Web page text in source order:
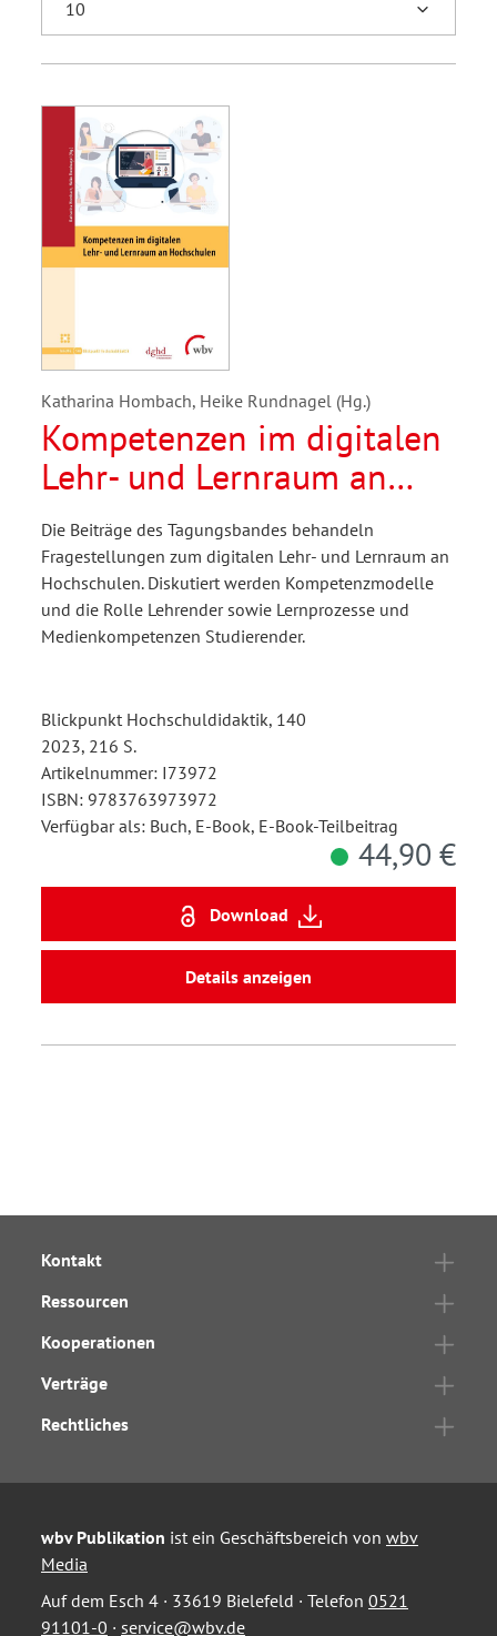
Katharina Hombach, Heike Rundnagel (Hg.)
Kompetenzen im digitalen
Lehr- und Lernraum an
Hochschulen
Die Beiträge des Tagungsbandes behandeln
Fragestellungen zum digitalen Lehr- und Lernraum an
Hochschulen. Diskutiert werden Kompetenzmodelle
und die Rolle Lehrender sowie Lernprozesse und
Medienkompetenzen Studierender.
Blickpunkt Hochschuldidaktik, 140
2023, 216 S.
Artikelnummer: I73972
ISBN: 9783763973972
Verfügbar als: Buch, E-Book, E-Book-Teilbeitrag
44,90 €
Download
Details anzeigen
Kontakt
Ressourcen
Kooperationen
Verträge
Rechtliches
wbv Publikation ist ein Geschäftsbereich von wbv
Media
Auf dem Esch 4 · 33619 Bielefeld · Telefon 0521
91101-0 · service@wbv.de